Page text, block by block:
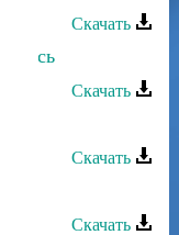
Скачать
Скачать
Скачать
Скачать